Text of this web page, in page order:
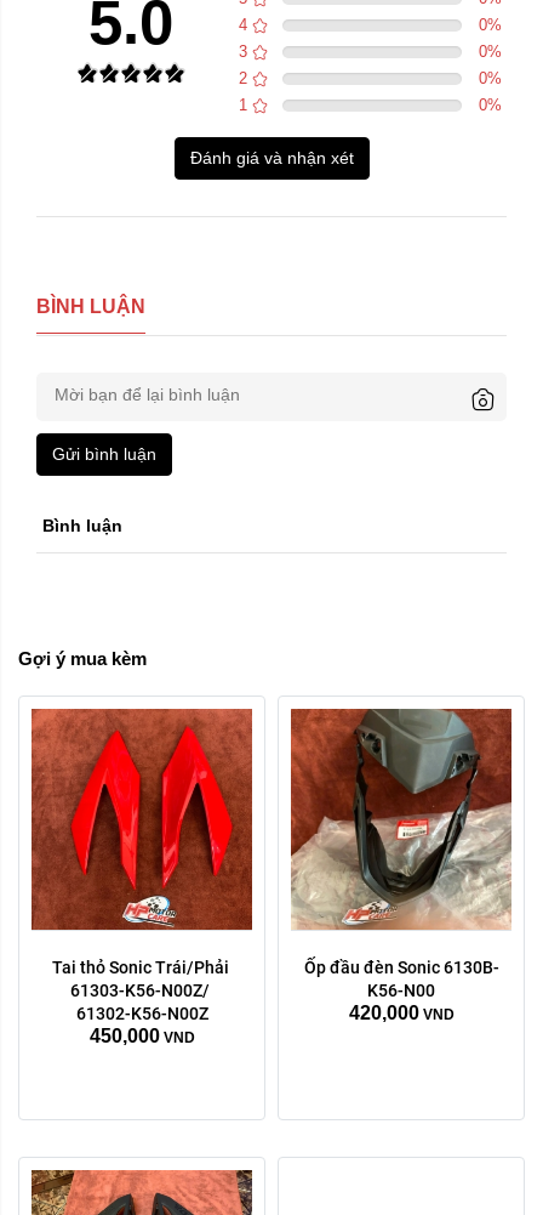
5.0
4
0%
3
0%
2
0%
1
0%
Đánh giá và nhận xét
BÌNH LUẬN
Gửi bình luận
Bình luận
Gợi ý mua kèm
Trái phải:
phải
trái
Tai thỏ Sonic Trái/Phải
61303-K56-N00Z/
61302-K56-N00Z
450,000 VND
Ốp đầu đèn Sonic 6130B-
K56-N00
420,000 VND
Trái phải:
phải
trái
Trái phải:
phải
trái